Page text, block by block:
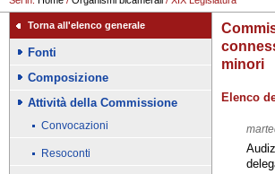
Torna all'elenco generale
Fonti
Composizione
Attività della Commissione
Convocazioni
Resoconti
minori
Elenco